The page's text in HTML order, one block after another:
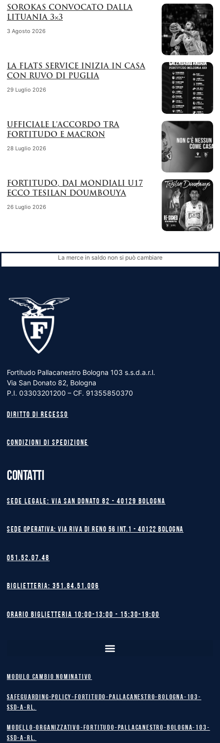
SOROKAS CONVOCATO DALLA
LITUANIA 3×3
3 Agosto 2026
LA FLATS SERVICE INIZIA IN CASA
CON RUVO DI PUGLIA
29 Luglio 2026
UFFICIALE L’ACCORDO TRA
FORTITUDO E MACRON
28 Luglio 2026
FORTITUDO, DAI MONDIALI U17
ECCO TESILAN DOUMBOUYA
26 Luglio 2026
La merce in saldo non si può cambiare
Fortitudo Pallacanestro Bologna 103 s.s.d.a.r.l.
Via San Donato 82, Bologna
P.I. 03303201200 – CF. 91355850370
Diritto di recesso
Condizioni di spedizione
CONTATTI
Sede legale: Via San Donato 82 - 40129 BOLOGNA
Sede operativa: Via Riva di Reno 56 int.1 - 40122 BOLOGNA
051.52.07.48
Biglietteria: 351.84.51.006
Orario biglietteria 10:00-13:00 - 15:30-19:00
MODULO CAMBIO NOMINATIVO
safeguarding-policy-Fortitudo-Pallacanestro-Bologna-103-
SSD-A-RL.
Modello-Organizzativo-Fortitudo-Pallacanestro-Bologna-103-
SSD-A-RL.